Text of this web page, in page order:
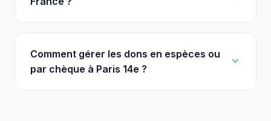
Comment gérer les dons en espèces ou
par chèque à Paris 14e ?